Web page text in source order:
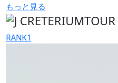
もっと見る
RANK1